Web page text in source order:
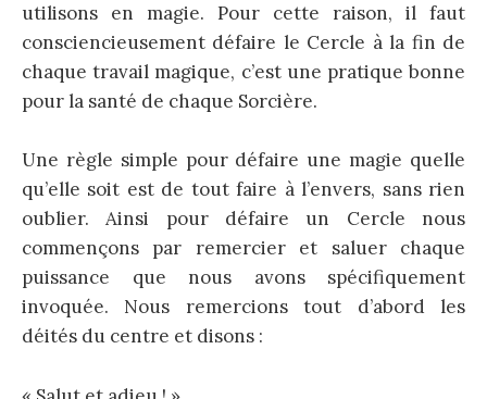
utilisons en magie. Pour cette raison, il faut
consciencieusement défaire le Cercle à la fin de
chaque travail magique, c’est une pratique bonne
pour la santé de chaque Sorcière.
Une règle simple pour défaire une magie quelle
qu’elle soit est de tout faire à l’envers, sans rien
oublier. Ainsi pour défaire un Cercle nous
commençons par remercier et saluer chaque
puissance que nous avons spécifiquement
invoquée. Nous remercions tout d’abord les
déités du centre et disons :